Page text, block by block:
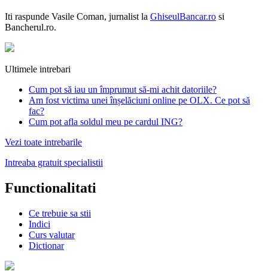
Iti raspunde Vasile Coman, jurnalist la GhiseulBancar.ro si
Bancherul.ro.
Ultimele intrebari
Cum pot să iau un împrumut să-mi achit datoriile?
Am fost victima unei înșelăciuni online pe OLX. Ce pot să
fac?
Cum pot afla soldul meu pe cardul ING?
Vezi toate intrebarile
Intreaba gratuit specialistii
Functionalitati
Ce trebuie sa stii
Indici
Curs valutar
Dictionar